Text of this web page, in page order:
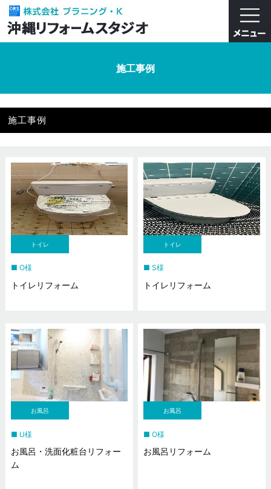
施工事例
施工事例
トイレ
O様
トイレリフォーム
トイレ
S様
トイレリフォーム
お風呂
U様
お風呂・洗面化粧台リフォー
ム
お風呂
O様
お風呂リフォーム